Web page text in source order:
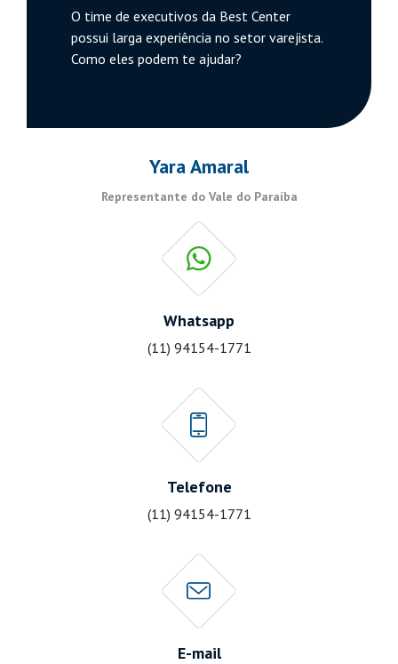
O time de executivos da Best Center
possui larga experiência no setor varejista.
Como eles podem te ajudar?
Yara Amaral
Representante do Vale do Paraíba
Whatsapp
(11) 94154-1771
Telefone
(11) 94154-1771
E-mail